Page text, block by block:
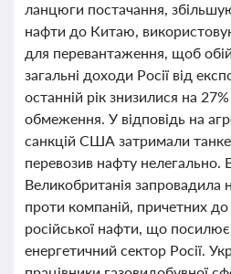
ланцюги постачання,
нафти до Китаю,
для перевантаження, щоб
загальні доходи Росії від
останній рік знизилися на
обмеження. У відповідь на
санкцій США затримали
перевозив нафту нелегально.
Великобританія запровадила
проти компаній, причетних
російської нафти, що
енергетичний сектор Росії.